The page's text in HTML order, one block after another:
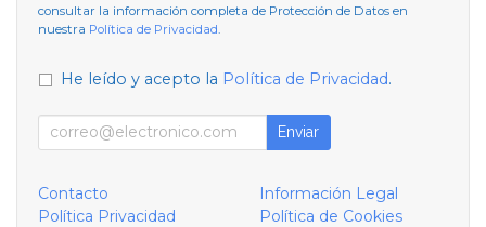
consultar la información completa de Protección de Datos en
nuestra Política de Privacidad
He leído y acepto la Política de Privacidad.
Enviar
Contacto
Información Legal
Política Privacidad
Política de Cookies